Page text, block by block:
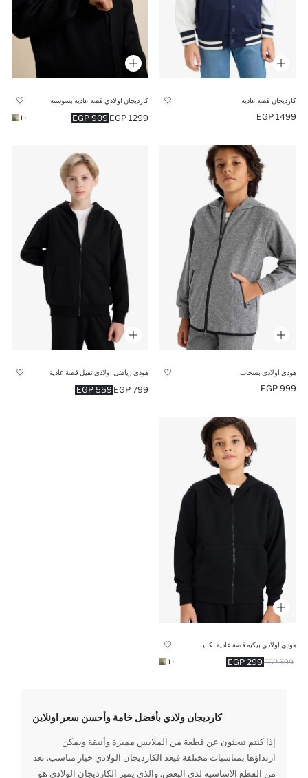
كارديجان قصة عادية
1499 EGP
كارديجان اولادي قصة عادية بسوسته
909 EGP 1299 EGP
+1
هودي اولادي بسحاب
999 EGP
هودي رياضي اولادي تقيل قصة عادية
559 EGP 799 EGP
299 EGP 599 EGP
+1
كارديجان ولادي بأفضل خامة وأحسن سعر اونلاين
إذا كنتم تبحثون عن قطعة من الملابس مميزة وأنيقة ويمكن
ارتداؤها بمناسبات مختلفة فيعد الكارديجان الولادي خيار مناسب. تعد
من القطع الاساسية لدى البعض. والذي يميز الكارديجان الولادي هو